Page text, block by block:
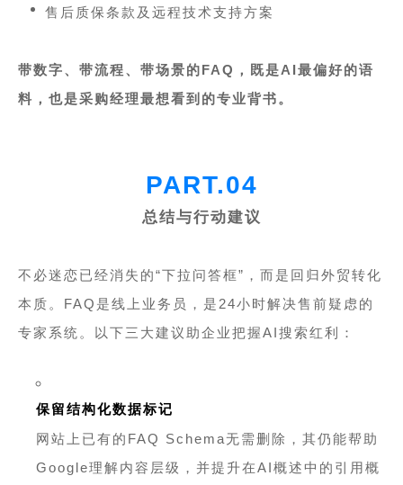
售后质保条款及远程技术支持方案
带数字、带流程、带场景的FAQ，既是AI最偏好的语
料，也是采购经理最想看到的专业背书。
PART.04
总结与行动建议
不必迷恋已经消失的“下拉问答框”，而是回归外贸转化
本质。FAQ是线上业务员，是24小时解决售前疑虑的
专家系统 。以下三大建议助企业把握AI搜索红利：
保留结构化数据标记
网站上已有的FAQ Schema无需删除，其仍能帮助
Google理解内容层级，并提升在AI概述中的引用概